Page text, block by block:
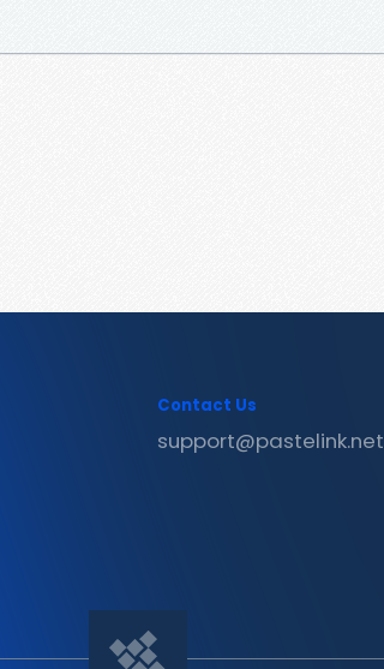
Contact Us
support@pastelink.net